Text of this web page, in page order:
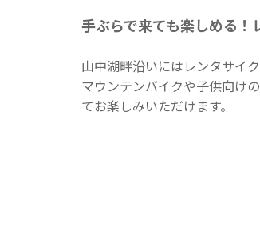
手ぶらで来ても楽しめる！
山中湖畔沿いにはレンタサイ
マウンテンバイクや子供向け
てお楽しみいただけます。